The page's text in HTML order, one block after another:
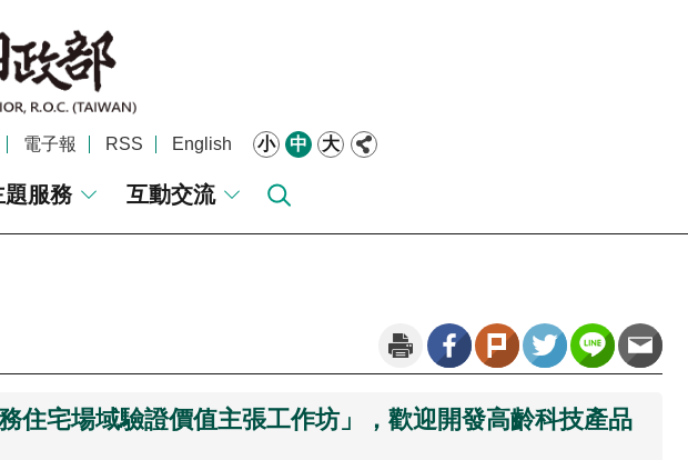
電子報 RSS English 小 中 大
題服務 互動交流
住宅場域驗證價值主張工作坊」，歡迎開發高齡科技產品